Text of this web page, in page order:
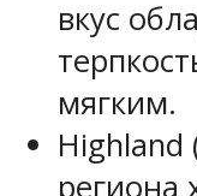
вкус
мягким.
Highland
региона